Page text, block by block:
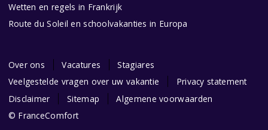
Wetten en regels in Frankrijk
Route du Soleil en schoolvakanties in Europa
Over ons Vacatures
Stagiares
Veelgestelde vragen over uw vakantie
Privacy statement
Disclaimer
Sitemap
Algemene voorwaarden
© FranceComfort